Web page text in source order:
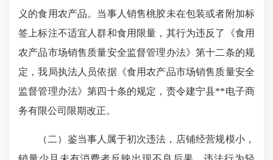
义的食用农产品。当事人销售桃胶未在包装或者附加标
签上标注不适宜人群和食用限量，其行为违反了《食用
农产品市场销售质量安全监督管理办法》第十二条的规
定，我局执法人员依据《食用农产品市场销售质量安全
监督管理办法》第四十条的规定，责令建宁县**电子商
务有限公司限期改正。
（二）鉴当事人属于初次违法，店铺经营规模小，